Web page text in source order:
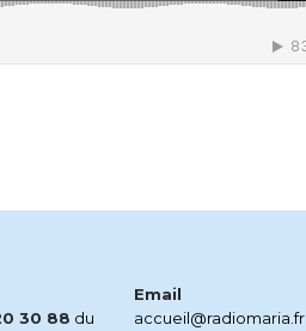
30 88 du
Email
accueil@radiomaria.fr